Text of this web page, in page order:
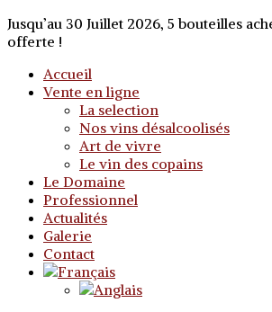
Jusqu’au 30 Juillet 2026, 5 bouteilles
offerte !
Accueil
Vente en ligne
La selection
Nos vins désalcoolisés
Art de vivre
Le vin des copains
Le Domaine
Professionnel
Actualités
Galerie
Contact